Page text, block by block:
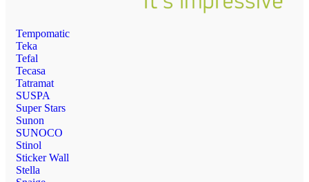
Tempomatic
Teka
Tefal
Tecasa
Tatramat
SUSPA
Super Stars
Sunon
SUNOCO
Stinol
Sticker Wall
Stella